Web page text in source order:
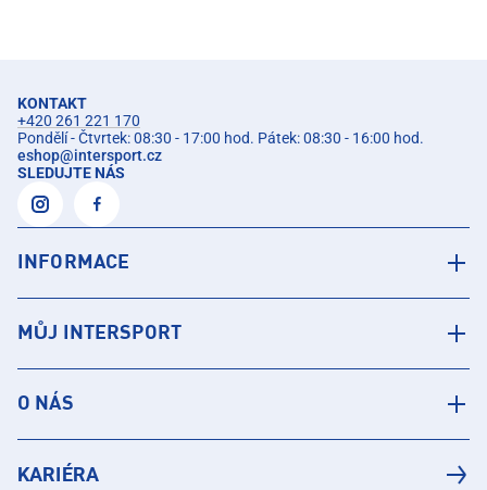
KONTAKT
+420 261 221 170
Pondělí - Čtvrtek: 08:30 - 17:00 hod. Pátek: 08:30 - 16:00 hod.
eshop@intersport.cz
SLEDUJTE NÁS
INFORMACE
MŮJ INTERSPORT
O NÁS
KARIÉRA